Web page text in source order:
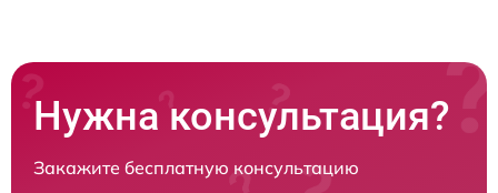
Нужна консультация?
Закажите бесплатную консультацию